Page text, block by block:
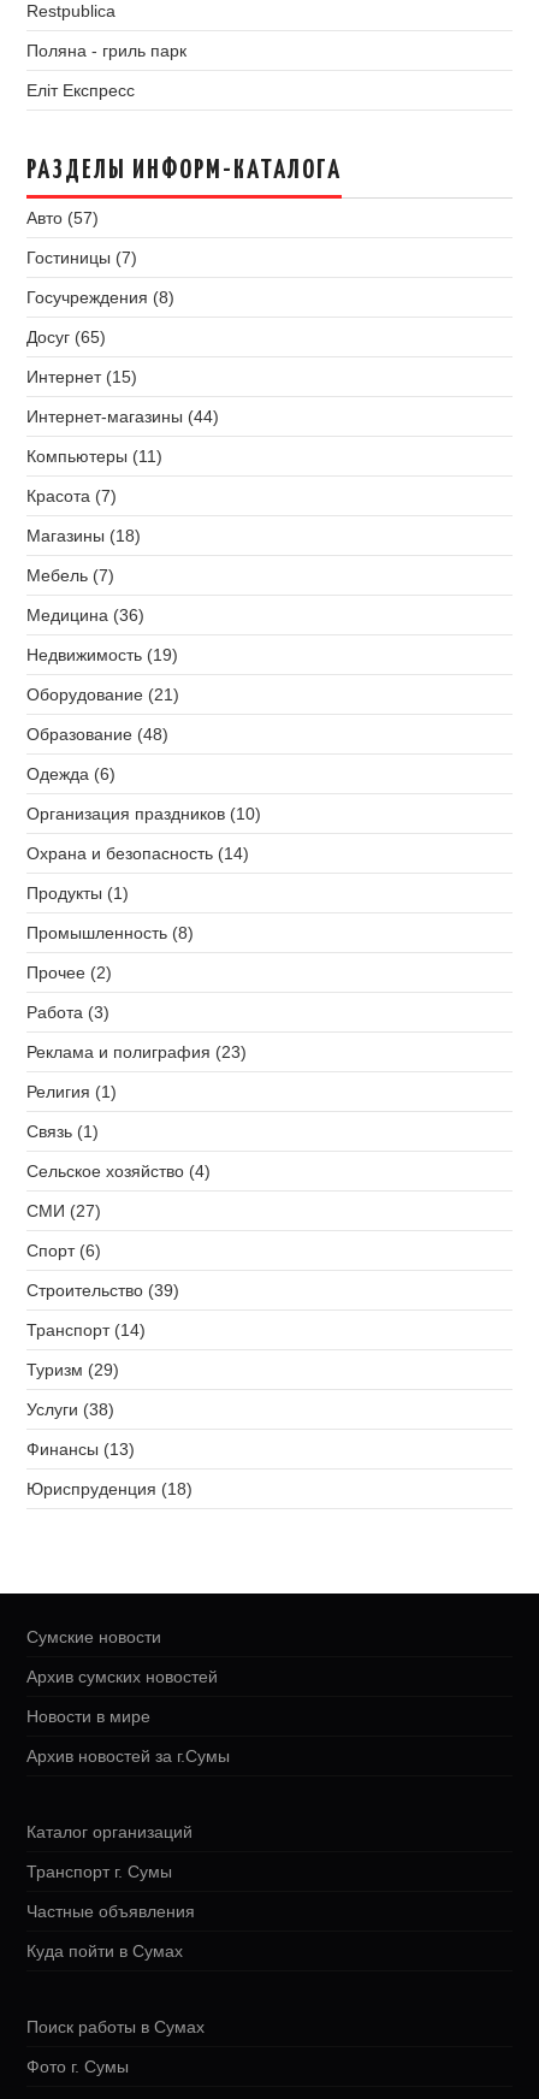
Restpublica
Поляна - гриль парк
Еліт Експресс
РАЗДЕЛЫ ИНФОРМ-КАТАЛОГА
Авто (57)
Гостиницы (7)
Госучреждения (8)
Досуг (65)
Интернет (15)
Интернет-магазины (44)
Компьютеры (11)
Красота (7)
Магазины (18)
Мебель (7)
Медицина (36)
Недвижимость (19)
Оборудование (21)
Образование (48)
Одежда (6)
Организация праздников (10)
Охрана и безопасность (14)
Продукты (1)
Промышленность (8)
Прочее (2)
Работа (3)
Реклама и полиграфия (23)
Религия (1)
Связь (1)
Сельское хозяйство (4)
СМИ (27)
Спорт (6)
Строительство (39)
Транспорт (14)
Туризм (29)
Услуги (38)
Финансы (13)
Юриспруденция (18)
Сумские новости
Архив сумских новостей
Новости в мире
Архив новостей за г.Сумы
Каталог организаций
Транспорт г. Сумы
Частные объявления
Куда пойти в Сумах
Поиск работы в Сумах
Фото г. Сумы